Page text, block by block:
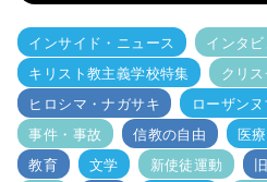
インサイド・ニュース インタ
キリスト教主義学校特集
クリ
ヒロシマ・ナガサキ
ローザン
事件・事故
信教の自由 医
教育
文学 新使徒運動